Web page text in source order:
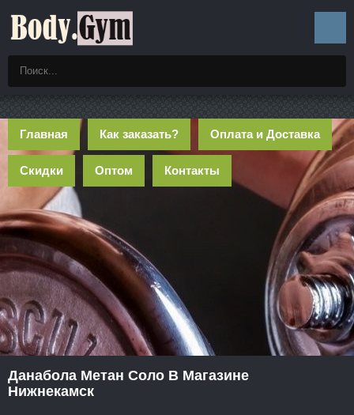
Главная Как заказать? Оплата и Доставка
Скидки Оптом Контакты
Данабола Метан Соло В Магазине
Нижнекамск